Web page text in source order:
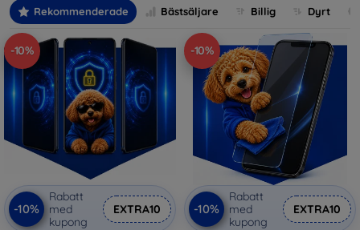
Rekommenderade Bästsäljare Billig Dyrt
-10%
-10%
Rabatt
med
kupong
EXTRA10
-10%
-10%
Rabatt
med
kupong
EXTRA10